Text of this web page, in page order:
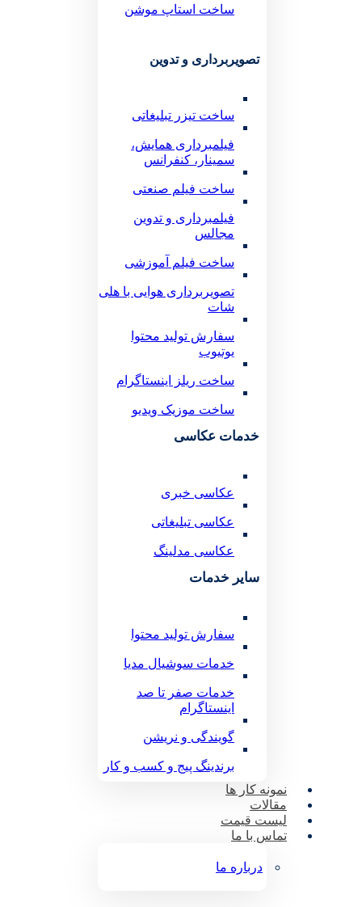
ساخت استاپ موشن
تصویربرداری و تدوین
ساخت تیزر تبلیغاتی
فیلمبرداری همایش،
سمینار، کنفرانس
ساخت فیلم صنعتی
فیلمبرداری و تدوین
مجالس
ساخت فیلم آموزشی
تصویربرداری هوایی با هلی
شات
سفارش تولید محتوا
یوتیوب
ساخت ریلز اینستاگرام
ساخت موزیک ویدیو
خدمات عکاسی
عکاسی خبری
عکاسی تبلیغاتی
عکاسی مدلینگ
سایر خدمات
سفارش تولید محتوا
خدمات سوشیال مدیا
خدمات صفر تا صد
اینستاگرام
گویندگی و نریشن
برندینگ پیج و کسب و کار
نمونه کار ها
مقالات
لیست قیمت
تماس با ما
درباره ما